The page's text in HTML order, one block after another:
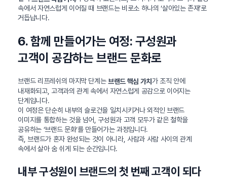
속에서 자연스럽게 이어질 때 브랜드는 비로소 하나의 ‘살아있는 존재’로
거듭납니다.
6. 함께 만들어가는 여정: 구성원과
고객이 공감하는 브랜드 문화로
브랜드 리프레쉬의 마지막 단계는브랜드 핵심 가치가 조직 안에
내재화되고, 고객과의 관계 속에서 자연스럽게 공감으로 이어지는
단계입니다.
이 여정은 단순히 내부의 슬로건을 일치시키거나 외적인 브랜드
이미지를 통합하는 것을 넘어, 구성원과 고객 모두가 같은 철학을
공유하는 ‘브랜드 문화’를 만들어가는 과정입니다.
즉, 브랜드가 혼자 완성되는 것이 아니라, 사람과 사람 사이의 관계
속에서 살아 숨 쉬게 되는 순간입니다.
내부 구성원이 브랜드의 첫 번째 고객이 되다